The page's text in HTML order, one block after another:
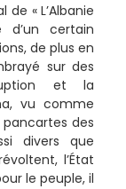
« L’Albanie
certain
de plus en
sur des
et la
vu comme
des
divers que
l’État
le peuple, il